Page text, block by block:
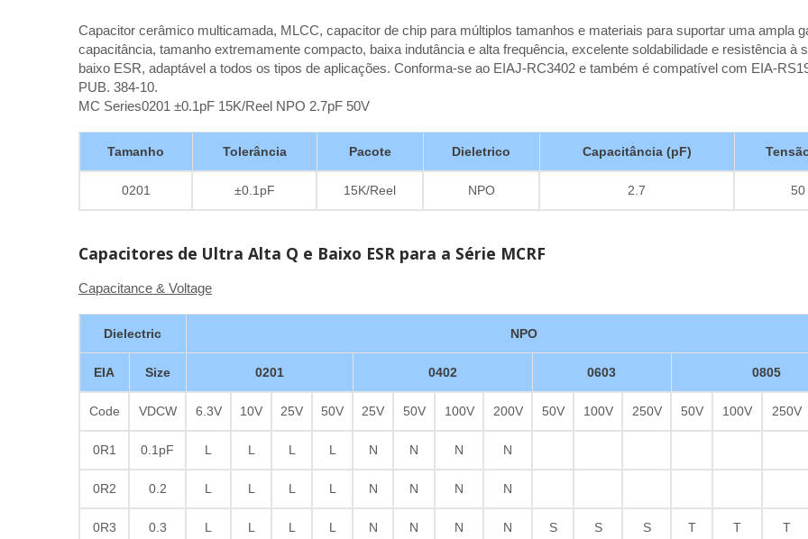
Capacitor cerâmico multicamada, MLCC, capacitor de chip para múltiplos tamanhos e materiais para suportar uma ampla
capacitância, tamanho extremamente compacto, baixa indutância e alta frequência, excelente soldabilidade e resistência à
baixo ESR, adaptável a todos os tipos de aplicações. Conforma-se ao EIAJ-RC3402 e também é compatível com EIA-
PUB. 384-10.
MC Series0201 ±0.1pF 15K/Reel NPO 2.7pF 50V
Tamanho Tolerância Pacote Dieletrico Capacitância (pF)
0201 ±0.1pF 15K/Reel NPO 2.7 50
Capacitores de Ultra Alta Q e Baixo ESR para a Série MCRF
Capacitance & Voltage
Dielectric NPO
EIA Size 0201 0402 0603 0805
Code VDCW 6.3V 10V 25V 50V 25V 50V 100V 200V 50V 100V 250V 50V 100V 250V
0R1 0.1pF L L L L N N N N
0R2 0.2 L L L L N N N N
0R3 0.3 L L L L N N N N S S S T T T